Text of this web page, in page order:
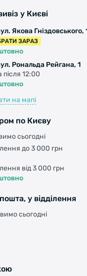
гірські і міські
їзди
шар: 5мм
30 TPI
у Києві
Якова Гніздовського,
ЗАРАЗ
Рональда Рейгана, 1
після 12:00
на мапі
по Києву
сьогодні
до 3 000 грн
від 3 000 грн
у відділення
сьогодні